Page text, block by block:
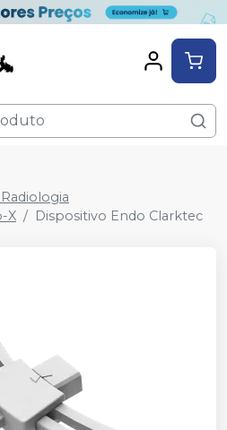
X
Dispositivo Endo Clarktec